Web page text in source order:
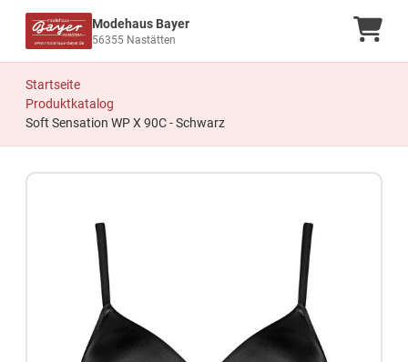
Modehaus Bayer
56355 Nastätten
Startseite
Produktkatalog
Soft Sensation WP X 90C - Schwarz